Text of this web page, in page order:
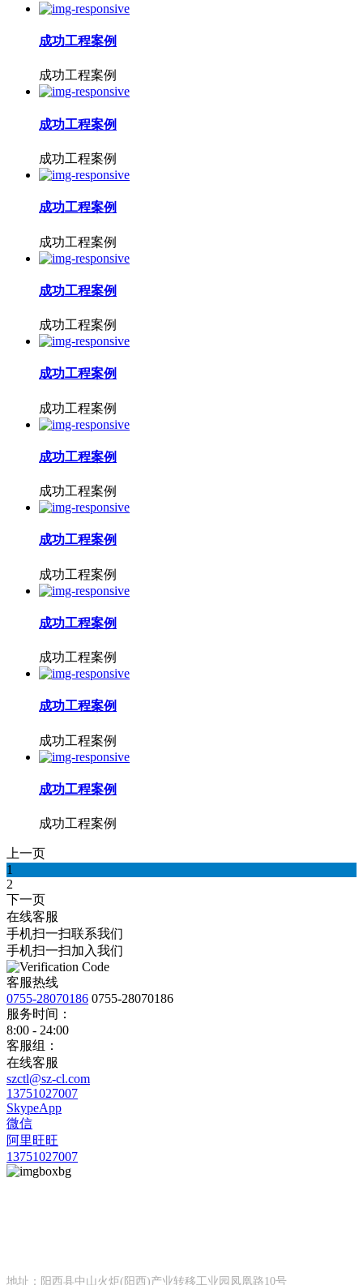
成功工程案例
成功工程案例
成功工程案例
成功工程案例
成功工程案例
成功工程案例
成功工程案例
成功工程案例
成功工程案例
成功工程案例
成功工程案例
成功工程案例
成功工程案例
成功工程案例
成功工程案例
成功工程案例
成功工程案例
成功工程案例
成功工程案例
成功工程案例
上一页
1
2
下一页
在线客服
手机扫一扫联系我们
手机扫一扫加入我们
客服热线
0755-28070186 0755-28070186
服务时间：
8:00 - 24:00
客服组：
在线客服
szctl@sz-cl.com
13751027007
SkypeApp
微信
阿里旺旺
13751027007
地址：阳西县中山火炬(阳西)产业转移工业园凤凰路10号